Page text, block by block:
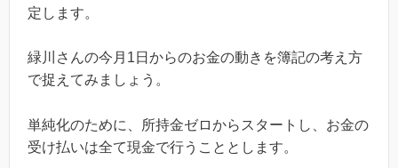
定します。
緑川さんの今月 1 日からのお金の動きを簿記の考え方
で捉えてみましょう。
単純化のために、所持金ゼロからスタートし、お金の
受け払いは全て現金で行うこととします。